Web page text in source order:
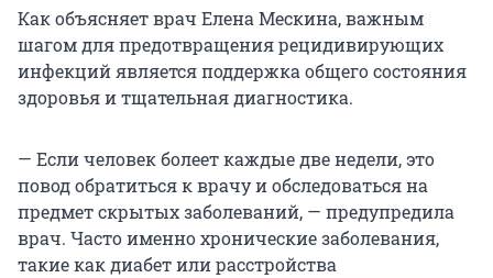
Как объясняет врач Елена Мескина, важным
шагом для предотвращения рецидивирующих
инфекций является поддержка общего состояния
здоровья и тщательная диагностика.
— Если человек болеет каждые две недели, это
повод обратиться к врачу и обследоваться на
предмет скрытых заболеваний, — предупредила
врач. Часто именно хронические заболевания,
такие как диабет или расстройства